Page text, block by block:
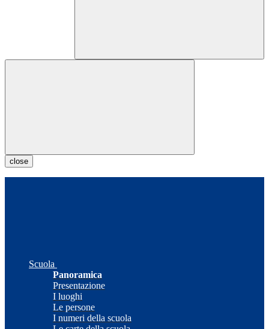
close
Scuola
Panoramica
Presentazione
I luoghi
Le persone
I numeri della scuola